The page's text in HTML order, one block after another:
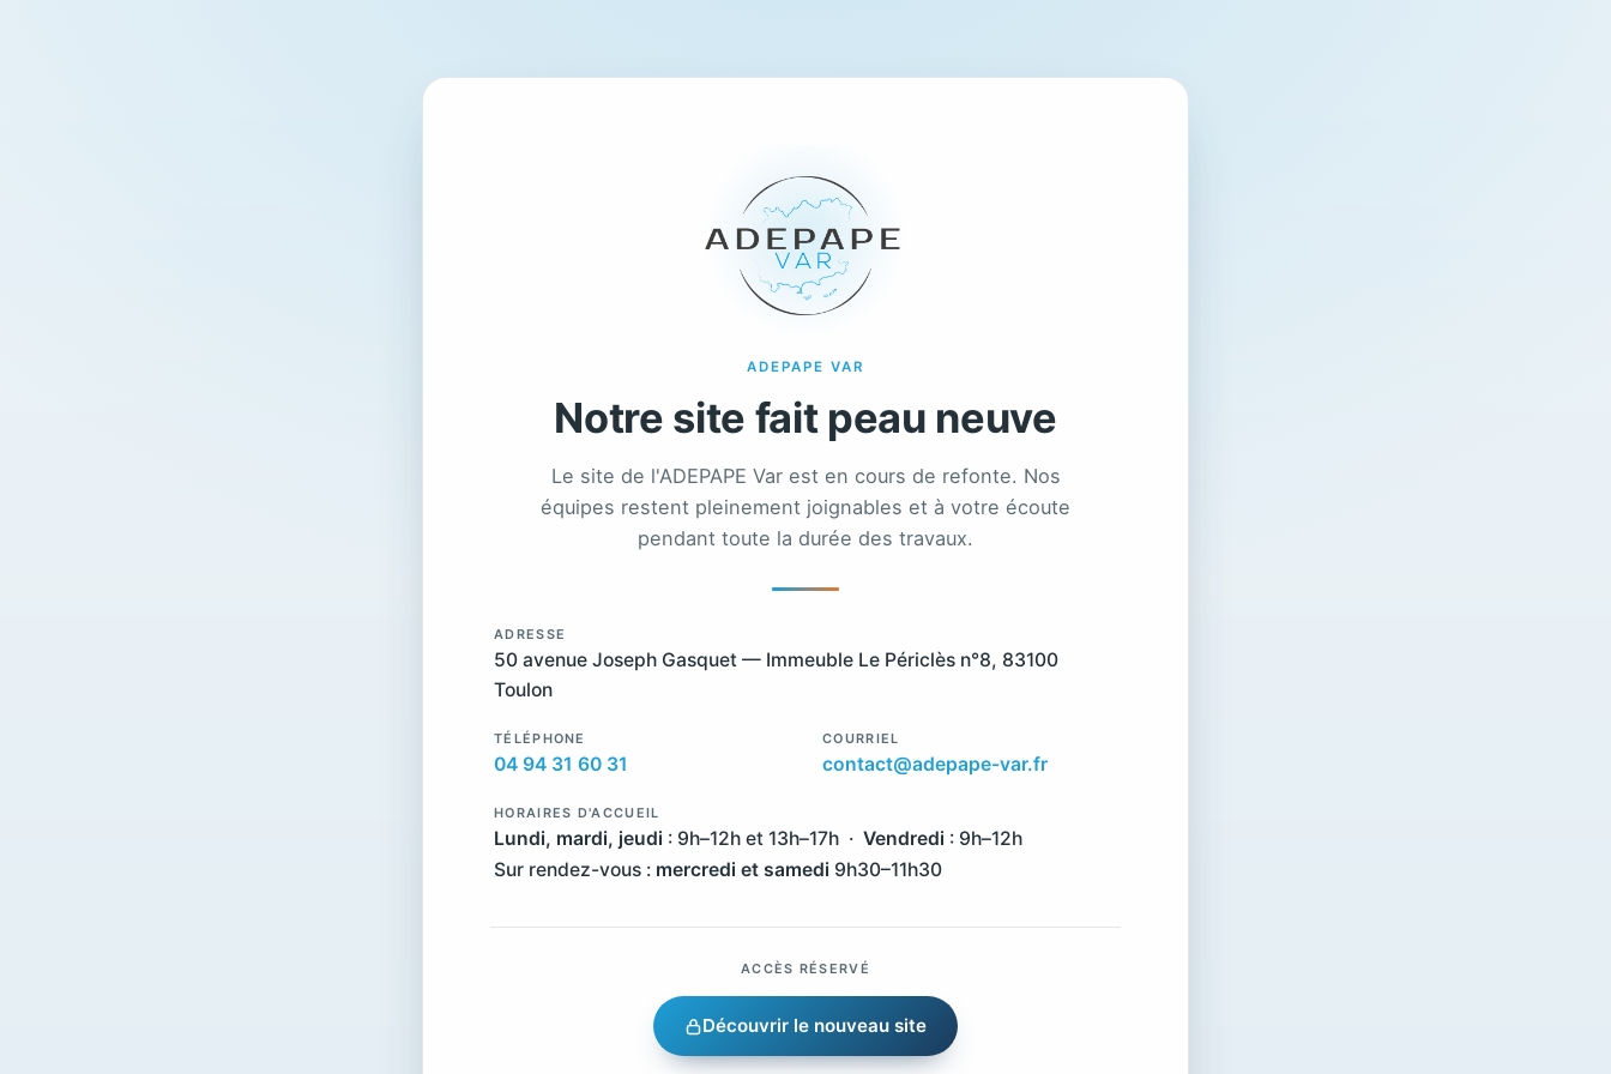
ADEPAPE VAR
Notre site fait peau neuve
Le site de l'ADEPAPE Var est en cours de refonte. Nos
équipes restent pleinement joignables et à votre écoute
pendant toute la durée des travaux.
ADRESSE
50 avenue Joseph Gasquet — Immeuble Le Périclès n°8, 83100
Toulon
TÉLÉPHONE
04 94 31 60 31
COURRIEL
contact@adepape-var.fr
HORAIRES D'ACCUEIL
Lundi, mardi, jeudi : 9h–12h et 13h–17h · Vendredi : 9h–12h
Sur rendez-vous : mercredi et samedi 9h30–11h30
ACCÈS RÉSERVÉ
Découvrir le nouveau site